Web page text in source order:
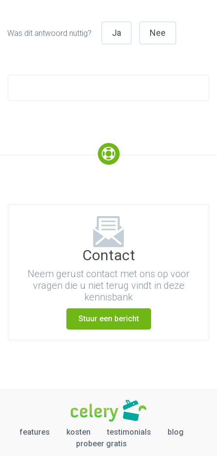
Was dit antwoord nuttig? Ja Nee
Contact
Neem gerust contact met ons op voor
vragen die u niet terug vindt in deze
kennisbank
Stuur een bericht
features kosten testimonials
blog
probeer gratis